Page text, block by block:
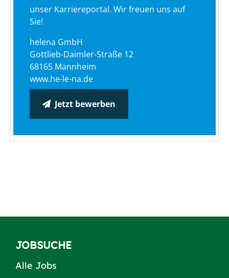
JOBSUCHE
Alle Jobs